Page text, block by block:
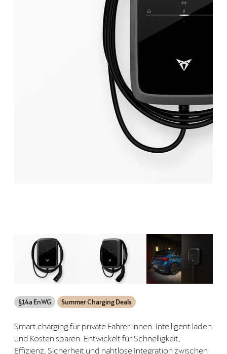
§14a EnWG Summer Charging Deals
Smart charging für private Fahrer:innen. Intelligent laden
und Kosten sparen. Entwickelt für Schnelligkeit,
Effizienz, Sicherheit und nahtlose Integration zwischen